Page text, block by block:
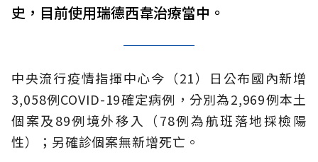
史，目前使用瑞德西韋治療當中。
中央流行疫情指揮中心今（21）日公布國內新增
3,058例COVID-19確定病例，分別為2,969例本土
個案及89例境外移入（78例為航班落地採檢陽
性）；另確診個案無新增死亡。